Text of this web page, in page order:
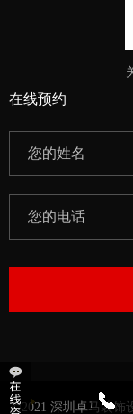
在线预约
©2021 深圳卓马装饰